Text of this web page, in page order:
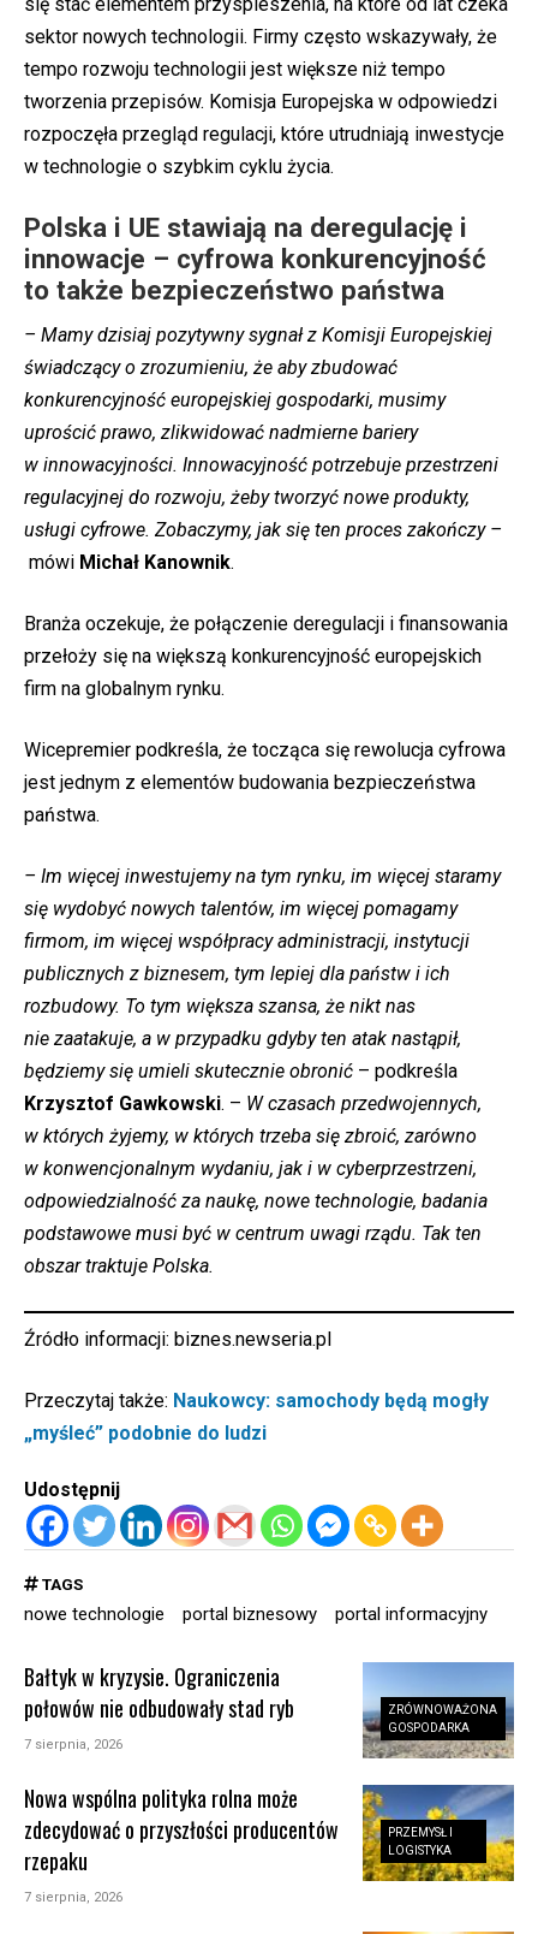
sektor nowych technologii. Firmy często wskazywały, że
tempo rozwoju technologii jest większe niż tempo
tworzenia przepisów. Komisja Europejska w odpowiedzi
rozpoczęła przegląd regulacji, które utrudniają inwestycje
w technologie o szybkim cyklu życia.
Polska i UE stawiają na deregulację i
innowacje – cyfrowa konkurencyjność
to także bezpieczeństwo państwa
– Mamy dzisiaj pozytywny sygnał z Komisji Europejskiej
świadczący o zrozumieniu, że aby zbudować
konkurencyjność europejskiej gospodarki, musimy
uprościć prawo, zlikwidować nadmierne bariery
w innowacyjności. Innowacyjność potrzebuje przestrzeni
regulacyjnej do rozwoju, żeby tworzyć nowe produkty,
usługi cyfrowe. Zobaczymy, jak się ten proces zakończy –
mówi Michał Kanownik.
Branża oczekuje, że połączenie deregulacji i finansowania
przełoży się na większą konkurencyjność europejskich
firm na globalnym rynku.
Wicepremier podkreśla, że tocząca się rewolucja cyfrowa
jest jednym z elementów budowania bezpieczeństwa
państwa.
– Im więcej inwestujemy na tym rynku, im więcej staramy
się wydobyć nowych talentów, im więcej pomagamy
firmom, im więcej współpracy administracji, instytucji
publicznych z biznesem, tym lepiej dla państw i ich
rozbudowy. To tym większa szansa, że nikt nas
nie zaatakuje, a w przypadku gdyby ten atak nastąpił,
będziemy się umieli skutecznie obronić – podkreśla
Krzysztof Gawkowski. – W czasach przedwojennych,
w których żyjemy, w których trzeba się zbroić, zarówno
w konwencjonalnym wydaniu, jak i w cyberprzestrzeni,
odpowiedzialność za naukę, nowe technologie, badania
podstawowe musi być w centrum uwagi rządu. Tak ten
obszar traktuje Polska.
Źródło informacji: biznes.newseria.pl
Przeczytaj także: Naukowcy: samochody będą mogły
„myśleć” podobnie do ludzi
Udostępnij
TAGS
nowe technologie portal biznesowy portal informacyjny
ZRÓWNOWAŻONA
GOSPODARKA
Bałtyk w kryzysie. Ograniczenia
połowów nie odbudowały stad ryb
7 sierpnia, 2026
PRZEMYSŁ I
LOGISTYKA
Nowa wspólna polityka rolna może
zdecydować o przyszłości producentów
rzepaku
7 sierpnia, 2026